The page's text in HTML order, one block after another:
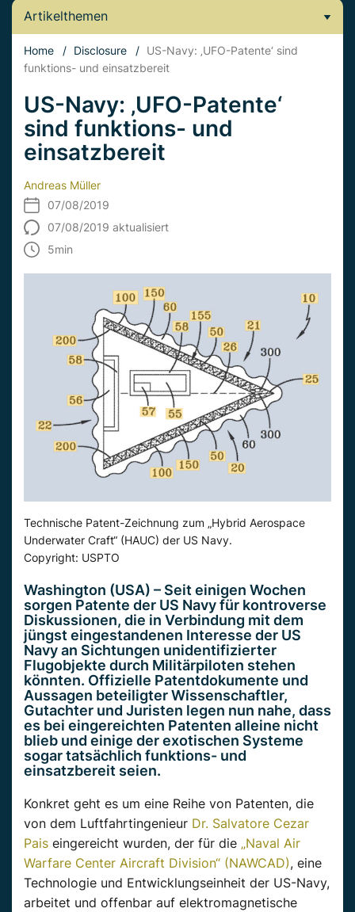
Artikelthemen
Home / Disclosure / US-Navy: ‚UFO-Patente‘ sind
funktions- und einsatzbereit
US-Navy: ‚UFO-Patente‘
sind funktions- und
einsatzbereit
Andreas Müller
07/08/2019
07/08/2019 aktualisiert
5min
Technische Patent-Zeichnung zum „Hybrid Aerospace
Underwater Craft“ (HAUC) der US Navy.
Copyright: USPTO
Washington (USA) – Seit einigen Wochen
sorgen Patente der US Navy für kontroverse
Diskussionen, die in Verbindung mit dem
jüngst eingestandenen Interesse der US
Navy an Sichtungen unidentifizierter
Flugobjekte durch Militärpiloten stehen
könnten. Offizielle Patentdokumente und
Aussagen beteiligter Wissenschaftler,
Gutachter und Juristen legen nun nahe, dass
es bei eingereichten Patenten alleine nicht
blieb und einige der exotischen Systeme
sogar tatsächlich funktions- und
einsatzbereit seien.
Konkret geht es um eine Reihe von Patenten, die
von dem Luftfahrtingenieur Dr. Salvatore Cezar
Pais eingereicht wurden, der für die „Naval Air
Warfare Center Aircraft Division“ (NAWCAD), eine
Technologie und Entwicklungseinheit der US-Navy,
arbeitet und offenbar auf elektromagnetische